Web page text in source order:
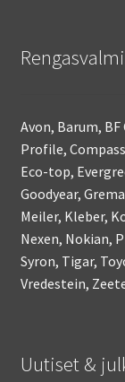
Avon, Barum,
Profile,
Eco-top,
Goodyear,
Meiler, Kleber,
Nexen, Nokian,
Syron, Tigar,
Vredestein,
Uutiset &